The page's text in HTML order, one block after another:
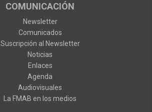
COMUNICACIÓN
Newsletter
Comunicados
Suscripción al Newsletter
Noticias
Enlaces
Agenda
Audiovisuales
La FMAB en los medios